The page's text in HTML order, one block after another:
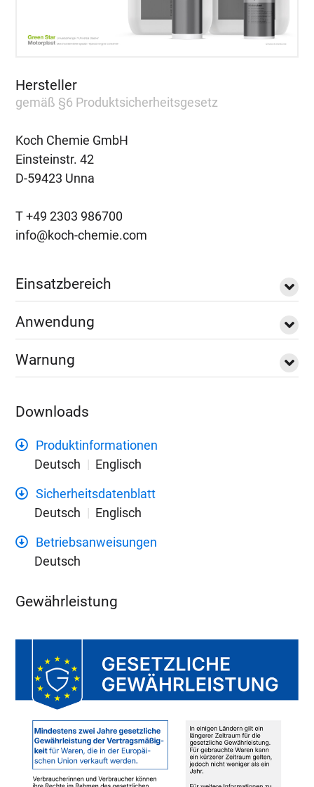
Hersteller
gemäß §6 Produktsicherheitsgesetz
Koch Chemie GmbH
Einsteinstr. 42
D-59423 Unna
T +49 2303 986700
info@koch-chemie.com
Einsatzbereich
Anwendung
Warnung
Downloads
Produktinformationen
Deutsch
Englisch
Sicherheitsdatenblatt
Deutsch
Englisch
Betriebsanweisungen
Deutsch
Gewährleistung